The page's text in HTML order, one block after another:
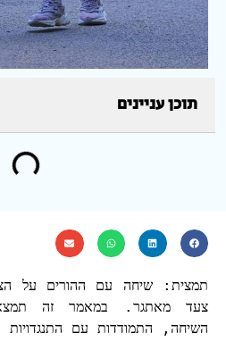
תוכן עניינים
תמצית: שיחה עם ההורים על
צעד מאתגר. במאמר זה
השיחה, התמודדות עם התנגדויות